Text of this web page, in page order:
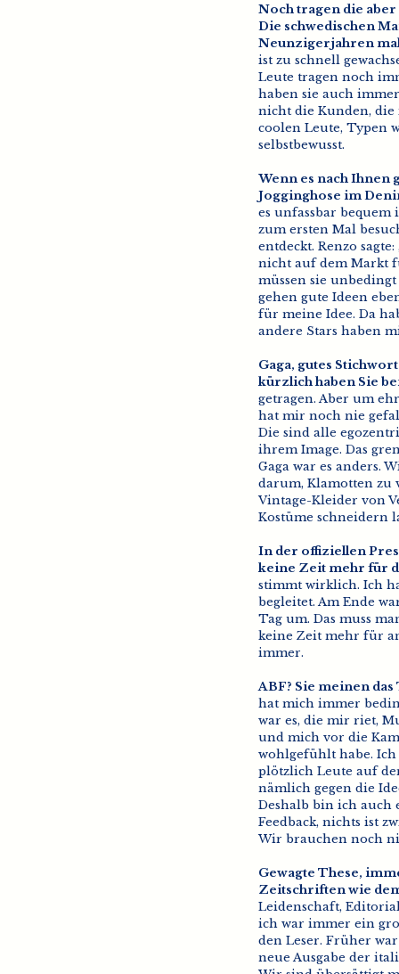
Noch tragen die aber
Die schwedischen
Neunzigerjahren mal
ist zu schnell
Leute tragen noch
haben sie auch
nicht die Kunden, die
coolen Leute, Typen
selbstbewusst.
Wenn es nach Ihnen
Jogginghose im
es unfassbar bequem
zum ersten Mal
entdeckt. Renzo
nicht auf dem Markt
müssen sie
gehen gute Ideen
für meine Idee. Da
andere Stars haben
Gaga, gutes
kürzlich haben Sie
getragen. Aber um
hat mir noch nie
Die sind alle
ihrem Image. Das
Gaga war es anders.
darum, Klamotten zu
Vintage-Kleider von
Kostüme schneidern
In der offiziellen
keine Zeit mehr für
stimmt wirklich. Ich
begleitet. Am Ende
Tag um. Das muss
keine Zeit mehr für
immer.
ABF? Sie meinen
hat mich immer
war es, die mir riet,
und mich vor die
wohlgefühlt habe.
plötzlich Leute auf
nämlich gegen die
Deshalb bin ich auch
Feedback, nichts ist
Wir brauchen noch
Gewagte These,
Zeitschriften wie
Leidenschaft,
ich war immer ein
den Leser. Früher
neue Ausgabe der